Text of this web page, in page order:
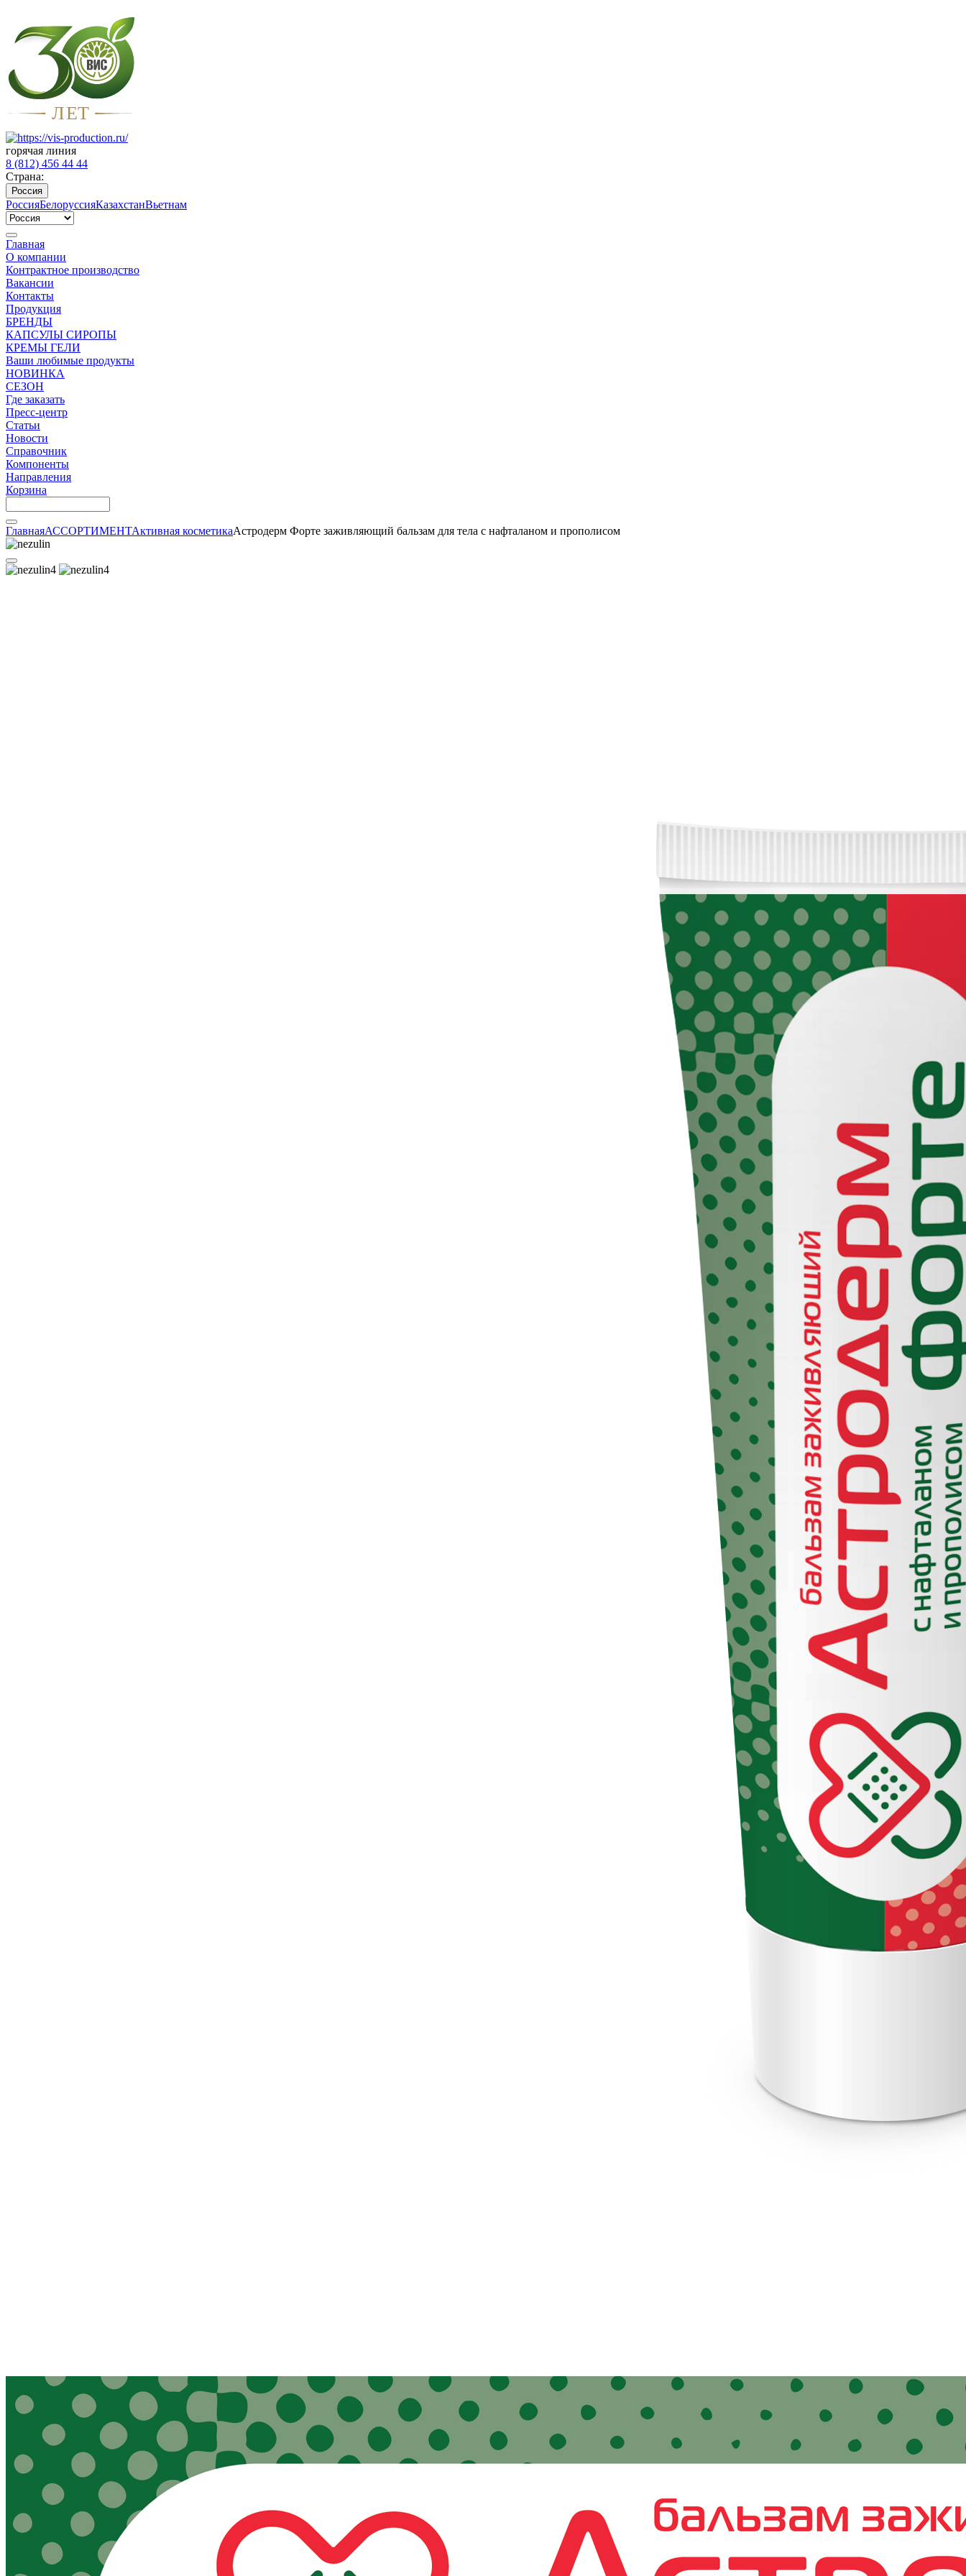
ЛЕТ
горячая линия
8 (812) 456 44 44
Страна:
Россия
РоссияБелоруссияКазахстанВьетнам
Главная
О компании
Контрактное производство
Вакансии
Контакты
Продукция
БРЕНДЫ
КАПСУЛЫ СИРОПЫ
КРЕМЫ ГЕЛИ
Ваши любимые продукты
НОВИНКА
СЕЗОН
Где заказать
Пресс-центр
Статьи
Новости
Справочник
Компоненты
Направления
Корзина
ГлавнаяАССОРТИМЕНТАктивная косметикаАстродерм Форте заживляющий бальзам для тела с нафталаном и прополисом